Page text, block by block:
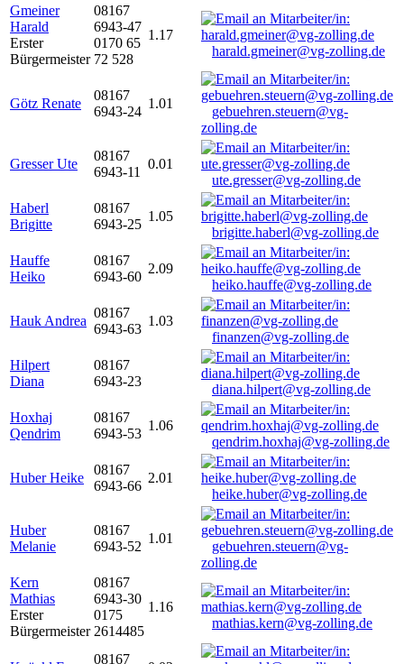
Gmeiner
Harald
Erster
Bürgermeister
08167
6943-47
0170 65
72 528
1.17
harald.gmeiner@vg-zolling.de
Götz Renate
08167
6943-24
1.01
gebuehren.steuern@vg-
zolling.de
Gresser Ute
08167
6943-11
0.01
ute.gresser@vg-zolling.de
Haberl
Brigitte
08167
6943-25
1.05
brigitte.haberl@vg-zolling.de
Hauffe
Heiko
08167
6943-60
2.09
heiko.hauffe@vg-zolling.de
Hauk Andrea
08167
6943-63
1.03
finanzen@vg-zolling.de
Hilpert
Diana
08167
6943-23
diana.hilpert@vg-zolling.de
Hoxhaj
Qendrim
08167
6943-53
1.06
qendrim.hoxhaj@vg-zolling.de
Huber Heike
08167
6943-66
2.01
heike.huber@vg-zolling.de
Huber
Melanie
08167
6943-52
1.01
gebuehren.steuern@vg-
zolling.de
Kern
Mathias
Erster
Bürgermeister
08167
6943-30
0175
2614485
1.16
mathias.kern@vg-zolling.de
08167